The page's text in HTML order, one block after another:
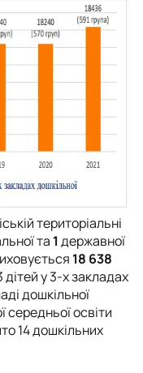
територіальні
та 1 державної
18 638
дітей у 3-х закладах
дошкільної
середньої освіти
14 дошкільних